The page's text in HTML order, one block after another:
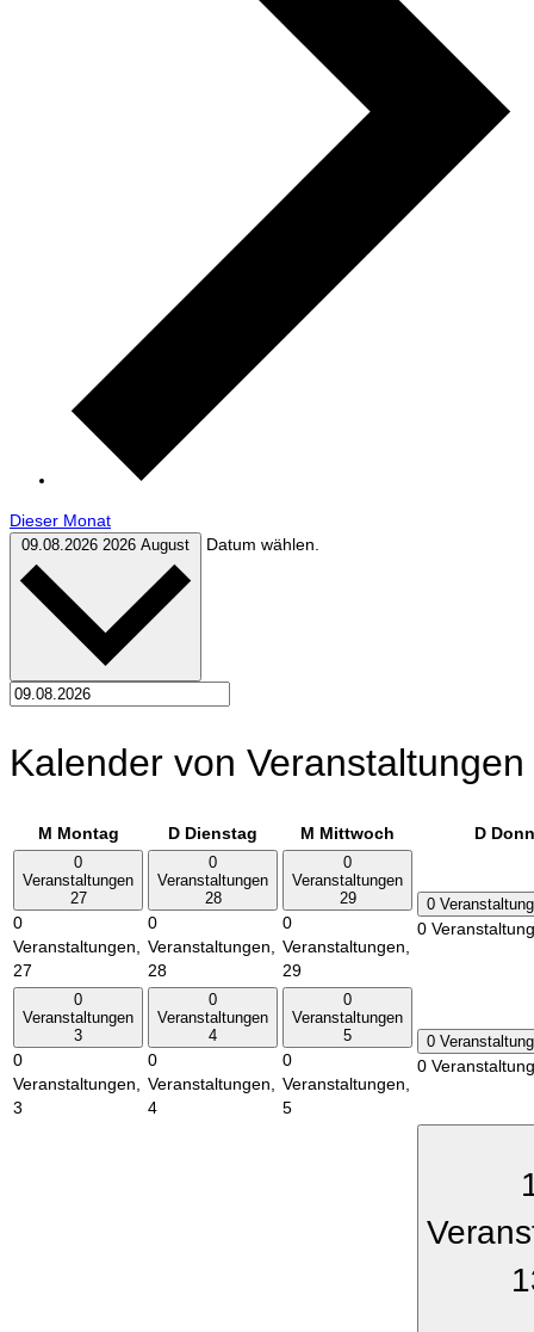
Dieser Monat
09.08.2026 2026 August Datum wählen.
Kalender von Veranstaltungen
M Montag D Dienstag M Mittwoch D
0
Veranstaltungen
27
0
Veranstaltungen,
27
0
Veranstaltungen
28
0
Veranstaltungen,
28
0
Veranstaltungen
29
0
Veranstaltungen,
29
0
0
0
Veranstaltungen
3
0
Veranstaltungen,
3
0
Veranstaltungen
4
0
Veranstaltungen,
4
0
Veranstaltungen
5
0
Veranstaltungen,
5
0
0